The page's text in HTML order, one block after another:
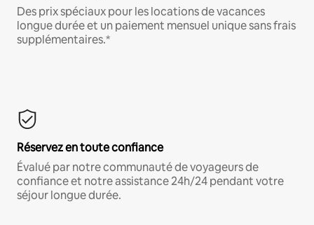
Des prix spéciaux pour les locations de vacances
longue durée et un paiement mensuel unique sans frais
supplémentaires.*
Réservez en toute confiance
Évalué par notre communauté de voyageurs de
confiance et notre assistance 24h/24 pendant votre
séjour longue durée.